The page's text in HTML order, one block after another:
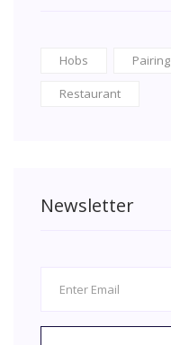
Hobs Pairing
Restaurant
Newsletter